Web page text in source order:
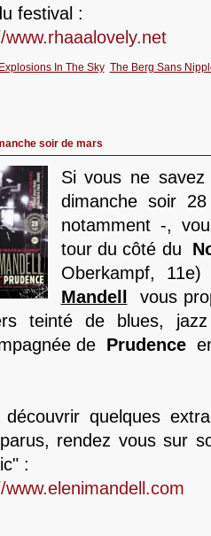
festival :
www.rhaaalovely.net
Explosions In The Sky The Berg Sans
soir de mars
Si vous ne
dimanche soir
notamment -,
tour du côté du
Oberkampf,
Mandell
vous
teinté de blues,
de Prudenceen
découvrir quelques
rendez vous sur
:
www.elenimandell.com